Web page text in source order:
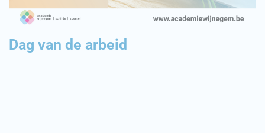
Dag van de arbeid